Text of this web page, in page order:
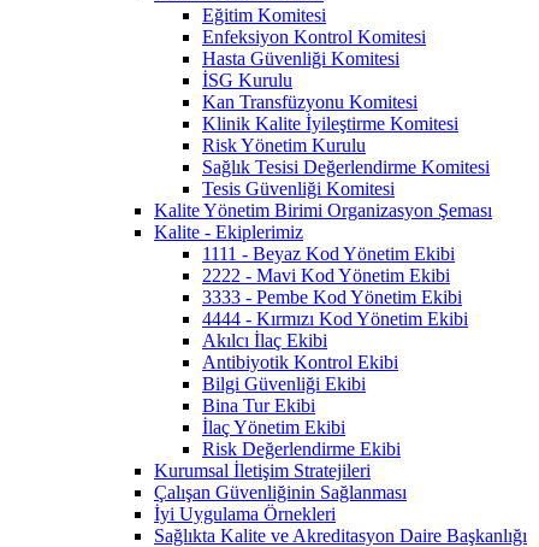
Eğitim Komitesi
Enfeksiyon Kontrol Komitesi
Hasta Güvenliği Komitesi
İSG Kurulu
Kan Transfüzyonu Komitesi
Klinik Kalite İyileştirme Komitesi
Risk Yönetim Kurulu
Sağlık Tesisi Değerlendirme Komitesi
Tesis Güvenliği Komitesi
Kalite Yönetim Birimi Organizasyon Şeması
Kalite - Ekiplerimiz
1111 - Beyaz Kod Yönetim Ekibi
2222 - Mavi Kod Yönetim Ekibi
3333 - Pembe Kod Yönetim Ekibi
4444 - Kırmızı Kod Yönetim Ekibi
Akılcı İlaç Ekibi
Antibiyotik Kontrol Ekibi
Bilgi Güvenliği Ekibi
Bina Tur Ekibi
İlaç Yönetim Ekibi
Risk Değerlendirme Ekibi
Kurumsal İletişim Stratejileri
Çalışan Güvenliğinin Sağlanması
İyi Uygulama Örnekleri
Sağlıkta Kalite ve Akreditasyon Daire Başkanlığı